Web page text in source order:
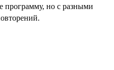
программу, но с разными